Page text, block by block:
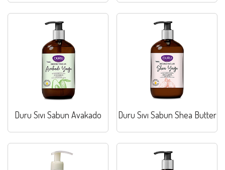
Duru Sıvı Sabun Avakado Duru Sıvı Sabun Shea Butter